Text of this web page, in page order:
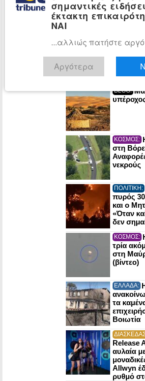
είναι
σχέδια
ΠΟΛΙΤΙΚΗ:
εθνικό
BLOG:
ΚΟΣΜΟΣ:
στη
νεκρούς
ΠΟΛΙΤΙΚΗ:
πυρός
και ο
«Όταν
δεν
ΚΟΣΜΟΣ:
τρία
στη
(βίντεο)
ΕΛΛΑΔΑ:
τα
Βοιωτία
Release
αυλαία
Allwyn
ρυθμό
σημαντικές
έκτακτη
ΝΑΙ
...αλλιώς πατήστε
Αργότερα